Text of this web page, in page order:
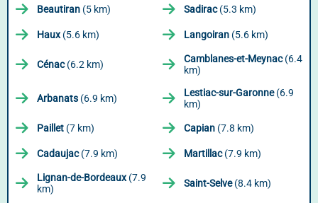
Beautiran (5 km) Sadirac(5.3 km)
Haux(5.6 km) Langoiran (5.6 km)
Cénac(6.2 km) Camblanes-et-Meynac(6.4
km)
Arbanats (6.9 km) Lestiac-sur-Garonne(6.9
km)
Paillet (7 km) Capian (7.8 km)
Cadaujac(7.9 km) Martillac(7.9 km)
Lignan-de-Bordeaux(7.9
km)
Saint-Selve(8.4 km)